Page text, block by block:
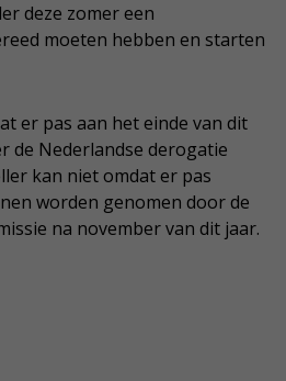
deze zomer een
moeten hebben en starten
er pas aan het einde van dit
de Nederlandse derogatie
kan niet omdat er pas
worden genomen door de
na november van dit jaar.